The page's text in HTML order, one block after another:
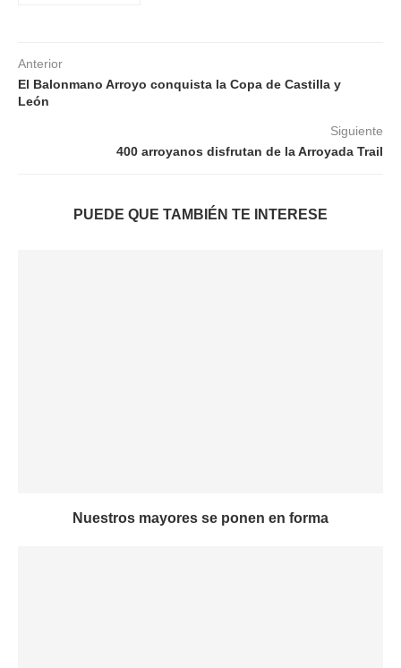
Anterior
El Balonmano Arroyo conquista la Copa de Castilla y
León
Siguiente
400 arroyanos disfrutan de la Arroyada Trail
PUEDE QUE TAMBIÉN TE INTERESE
Nuestros mayores se ponen en forma